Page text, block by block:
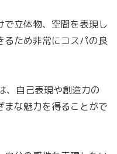
で立体物、空間を表現し
ため非常にコスパの良
、自己表現や創造力の
まな魅力を得ることがで